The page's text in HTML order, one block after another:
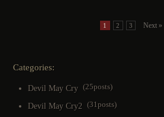
1 2 3 Next »
Categories:
Devil May Cry (25posts)
Devil May Cry2 (31posts)